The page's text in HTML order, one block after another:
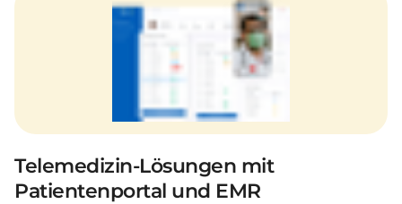
Telemedizin-Lösungen mit
Patientenportal und EMR